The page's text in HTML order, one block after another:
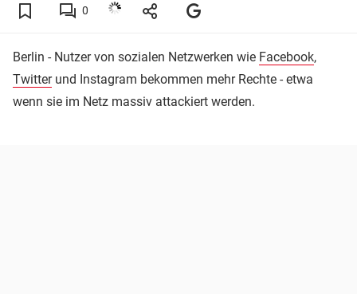
0
Berlin - Nutzer von sozialen Netzwerken wie Facebook,
Twitterund Instagram bekommen mehr Rechte - etwa
wenn sie im Netz massiv attackiert werden.